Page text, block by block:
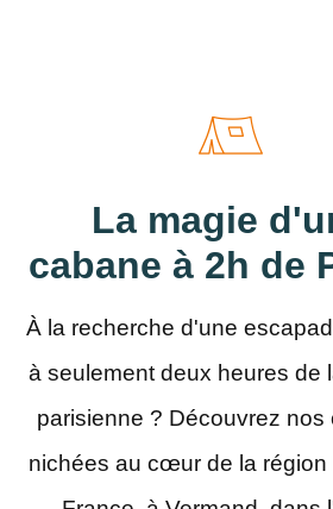
La magie
cabane à 2h de
À la recherche d'une
à seulement deux heures de
parisienne ? Découvrez nos
nichées au cœur de la région